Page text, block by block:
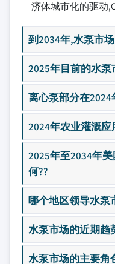
济体城市化的驱动
到2034年,水泵市
2025年目前的水
离心泵部分在
2024年农业灌溉应
2025年至2034年
何??
哪个地区领导水泵
水泵市场的近期趋
水泵市场的主要角